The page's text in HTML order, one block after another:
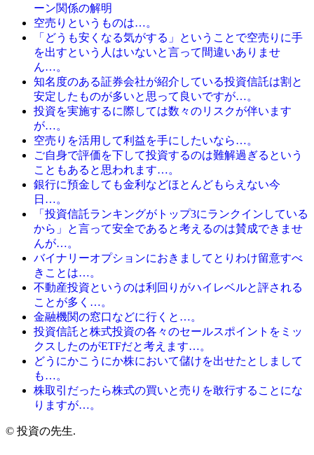
ーン関係の解明
空売りというものは…。
「どうも安くなる気がする」ということで空売りに手
を出すという人はいないと言って間違いありませ
ん…。
知名度のある証券会社が紹介している投資信託は割と
安定したものが多いと思って良いですが…。
投資を実施するに際しては数々のリスクが伴います
が…。
空売りを活用して利益を手にしたいなら…。
ご自身で評価を下して投資するのは難解過ぎるという
こともあると思われます…。
銀行に預金しても金利などほとんどもらえない今
日…。
「投資信託ランキングがトップ3にランクインしている
から」と言って安全であると考えるのは賛成できませ
んが…。
バイナリーオプションにおきましてとりわけ留意すべ
きことは…。
不動産投資というのは利回りがハイレベルと評される
ことが多く…。
金融機関の窓口などに行くと…。
投資信託と株式投資の各々のセールスポイントをミッ
クスしたのがETFだと考えます…。
どうにかこうにか株において儲けを出せたとしまして
も…。
株取引だったら株式の買いと売りを敢行することにな
りますが…。
© 投資の先生.